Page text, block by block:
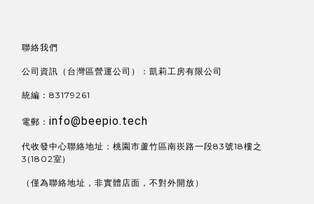
聯絡我們
公司資訊（台灣區營運公司）：凱莉工房有限公司
統編：83179261
電郵： info@beepio.tech
代收發中心聯絡地址：桃園市蘆竹區南崁路一段83號18樓之
3(1802室)
（僅為聯絡地址，非實體店面，不對外開放）